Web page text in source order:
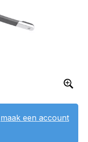
maak een account